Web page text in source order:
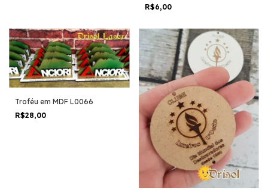
Departamento Infantil L0065
R$6,00
Troféu em MDF L0066
R$28,00